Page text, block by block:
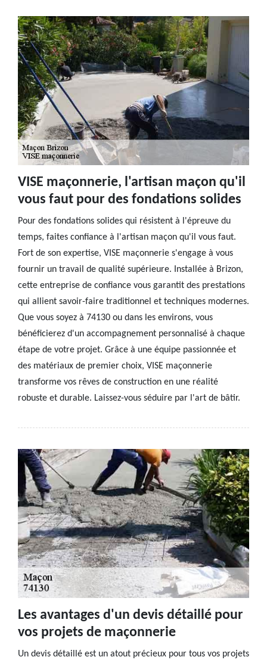
VISE maçonnerie, l'artisan maçon qu'il
vous faut pour des fondations solides
Pour des fondations solides qui résistent à l'épreuve du
temps, faites confiance à l'artisan maçon qu'il vous faut.
Fort de son expertise, VISE maçonnerie s'engage à vous
fournir un travail de qualité supérieure. Installée à Brizon,
cette entreprise de confiance vous garantit des prestations
qui allient savoir-faire traditionnel et techniques modernes.
Que vous soyez à 74130 ou dans les environs, vous
bénéficierez d'un accompagnement personnalisé à chaque
étape de votre projet. Grâce à une équipe passionnée et
des matériaux de premier choix, VISE maçonnerie
transforme vos rêves de construction en une réalité
robuste et durable. Laissez-vous séduire par l'art de bâtir.
Les avantages d'un devis détaillé pour
vos projets de maçonnerie
Un devis détaillé est un atout précieux pour tous vos projets